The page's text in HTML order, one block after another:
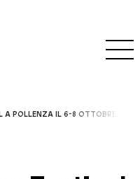
A POLLENZA IL 6-8 OTTOBRE